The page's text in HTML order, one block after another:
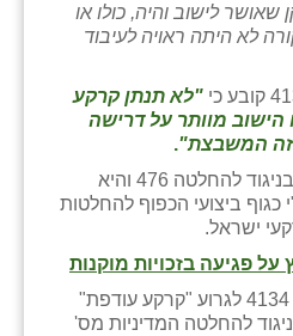
שאושר לישוב והיה, כולו או
לא היתה ראויה לעיבוד
"לא תנתן קרקע
הישוב מוותר על דרישה
המשבצת".
הקביעה של רמ"י עומדת בניגוד להחלטה 476 והיא
ביצועי הכפוף להחלטות
ישראל.
פגיעה בזכויות מוקנות
החלטת הנהלת רמ"י מס' 4134 לגרוע "קרקע עודפת"
להחלטה המדיניות מס'